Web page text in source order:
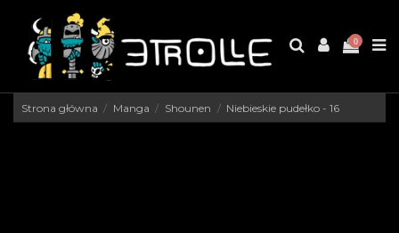
0
Strona główna Manga Shounen Niebieskie pudełko - 16